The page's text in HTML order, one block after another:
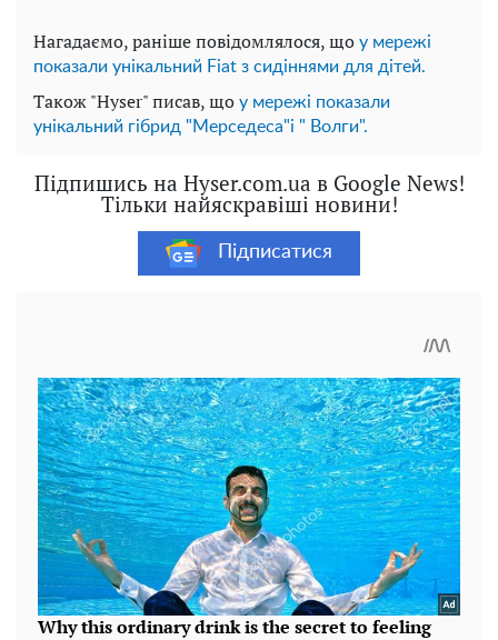
Нагадаємо, раніше повідомлялося, що у мережі
показали унікальний Fiat з сидіннями для дітей.
Також "Hyser" писав, що у мережі показали
унікальний гібрид "Мерседеса"і " Волги".
Підпишись на Hyser.com.ua в Google News!
Тільки найяскравіші новини!
Підписатися